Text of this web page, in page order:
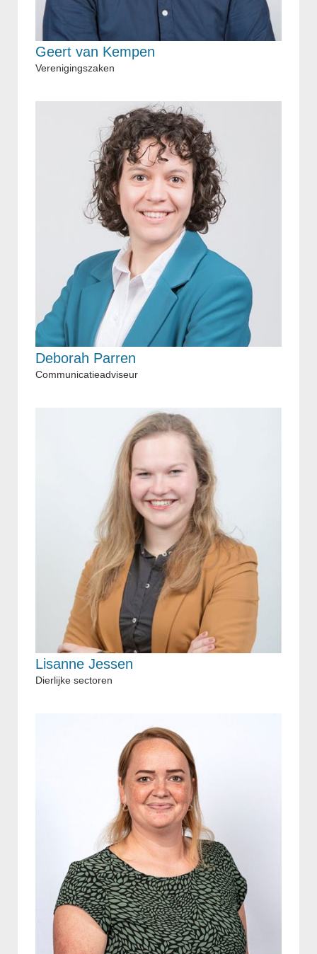
Geert van Kempen
Verenigingszaken
Deborah Parren
Communicatieadviseur
Lisanne Jessen
Dierlijke sectoren